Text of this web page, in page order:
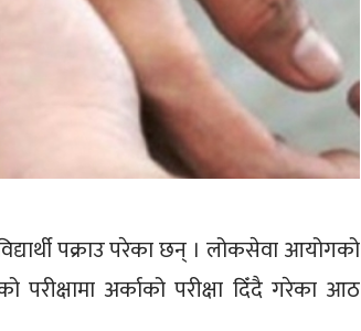
पक्राउ परेका छन् । लोकसेवा आयोगको
परीक्षामा अर्काको परीक्षा दिँदै गरेका आठ